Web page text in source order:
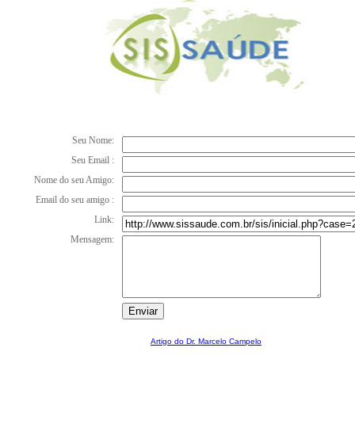
Seu Nome:
Seu Email :
Nome do seu Amigo:
Email do seu amigo :
Link:
Mensagem:
Artigo do Dr. Marcelo Campelo